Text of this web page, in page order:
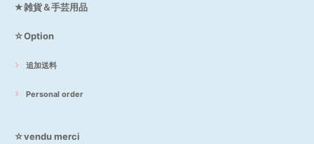
★雑貨＆手芸用品
☆Option
追加送料
Personal order
☆vendu merci